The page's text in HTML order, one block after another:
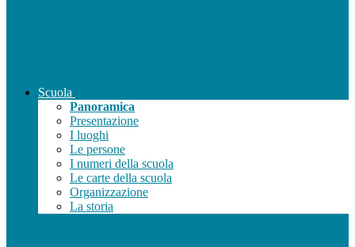
Scuola
Panoramica
Presentazione
I luoghi
Le persone
I numeri della scuola
Le carte della scuola
Organizzazione
La storia